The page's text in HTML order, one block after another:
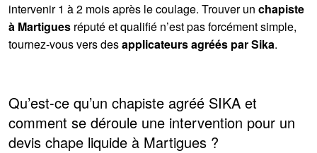
intervenir 1 à 2 mois après le coulage. Trouver un chapiste
à Martigues réputé et qualifié n’est pas forcément simple,
tournez-vous vers desapplicateurs agréés par Sika.
Qu’est-ce qu’un chapiste agréé SIKA et
comment se déroule une intervention pour un
devis chape liquide à Martigues ?